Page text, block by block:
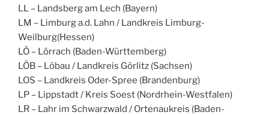
LL – Landsberg am Lech (Bayern)
LM – Limburg a.d. Lahn / Landkreis Limburg-
Weilburg(Hessen)
LÖ – Lörrach (Baden-Württemberg)
LÖB – Löbau / Landkreis Görlitz (Sachsen)
LOS – Landkreis Oder-Spree (Brandenburg)
LP – Lippstadt / Kreis Soest (Nordrhein-Westfalen)
LR – Lahr im Schwarzwald / Ortenaukreis (Baden-